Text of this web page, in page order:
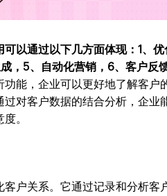
以通过以下几方面体现：1、
，5、自动化营销，6、客户反
能，企业可以更好地了解客
对客户数据的结合分析，企
。
户关系。它通过记录和分析